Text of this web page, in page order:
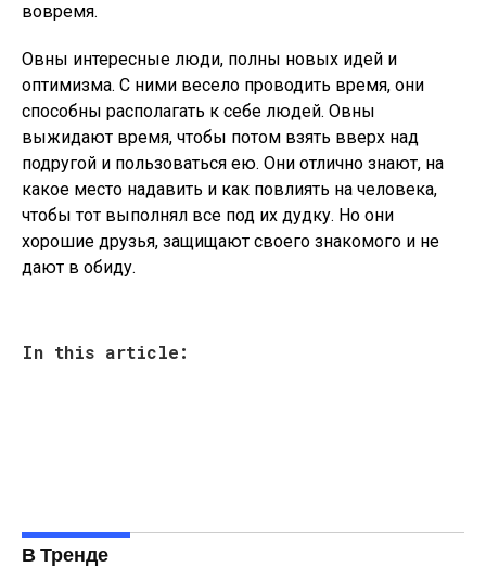
вовремя.
Овны интересные люди, полны новых идей и
оптимизма. С ними весело проводить время, они
способны располагать к себе людей. Овны
выжидают время, чтобы потом взять вверх над
подругой и пользоваться ею. Они отлично знают, на
какое место надавить и как повлиять на человека,
чтобы тот выполнял все под их дудку. Но они
хорошие друзья, защищают своего знакомого и не
дают в обиду.
In this article:
В Тренде